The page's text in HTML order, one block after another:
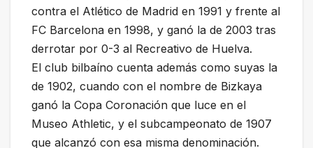
contra el Atlético de Madrid en 1991 y frente al
FC Barcelona en 1998, y ganó la de 2003 tras
derrotar por 0-3 al Recreativo de Huelva.
El club bilbaíno cuenta además como suyas la
de 1902, cuando con el nombre de Bizkaya
ganó la Copa Coronación que luce en el
Museo Athletic, y el subcampeonato de 1907
que alcanzó con esa misma denominación.